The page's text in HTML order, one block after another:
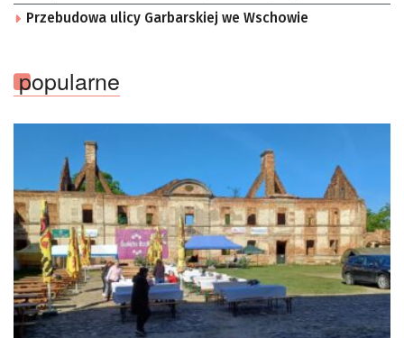
Przebudowa ulicy Garbarskiej we Wschowie
popularne